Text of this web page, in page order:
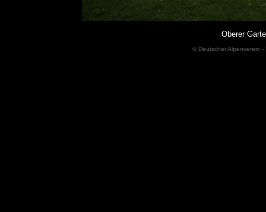
Oberer
© Deutscher Alpenverein